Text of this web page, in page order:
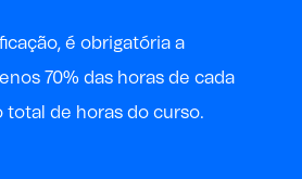
é obrigatória a
70% das horas de cada
total de horas do curso.